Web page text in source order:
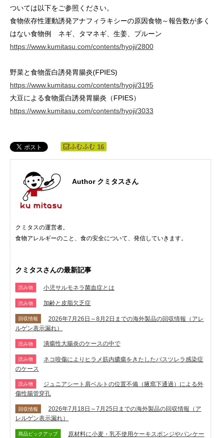
ついては以下をご参照ください。
食物依存性運動誘発アナフィラキシーの原因食物～報告数が多く
はない食物例 ネギ、タマネギ、生姜、プルーン
https://www.kumitasu.com/contents/hyoji/2800
野菜と食物蛋白誘発胃腸炎(FPIES)
https://www.kumitasu.com/contents/hyoji/3195
大豆による食物蛋白誘発胃腸炎（FPIES）
https://www.kumitasu.com/contents/hyoji/3033
16
Author クミタスさん
クミタスの運営者。
食物アレルギーのこと、食の安全について、発信していきます。
クミタスさんの最新記事
読み物 小児サルモネラ菌血症とは
読み物 加齢と皮脂欠乏症
回収情報
2026年7月26日～8月2日までの海外製品の回収情報（アレ
ルゲン表示漏れ）
読み物 潰瘍性大腸炎のケースの中で
読み物
ネコ咬傷によりヒラメ筋内膿瘍をきたしたパスツレラ感染症
のケース
読み物
ジュニアシート肩ベルトの位置不備（腋窩下通過）による外
傷性腸管穿孔
回収情報
2026年7月18日～7月25日までの海外製品の回収情報（ア
レルゲン表示漏れ）
商品ピックアップ
原材料に小麦・乳不使用ケーキスポンジやパンケー